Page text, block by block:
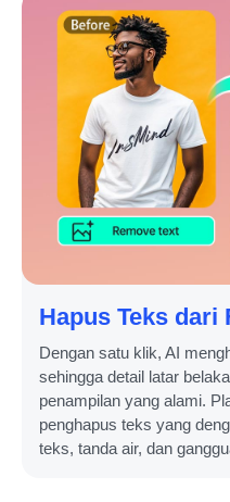
Hapus Teks dari
Dengan satu klik, AI
sehingga detail latar
penampilan yang alami.
penghapus teks yang
teks, tanda air, dan